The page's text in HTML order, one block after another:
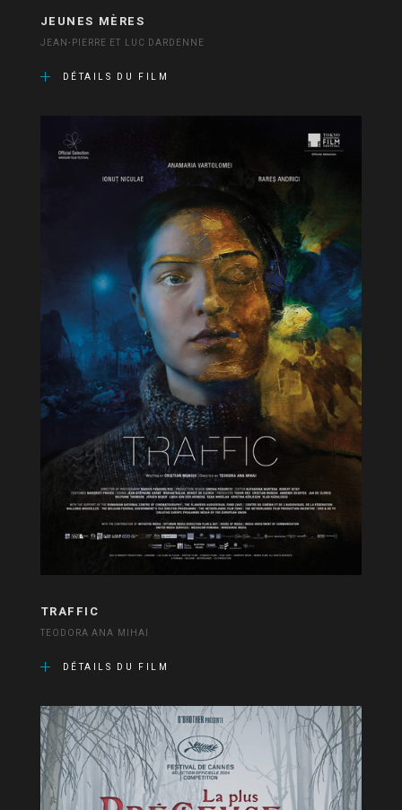
JEUNES MÈRES
JEAN-PIERRE ET LUC DARDENNE
DÉTAILS DU FILM
TRAFFIC
TEODORA ANA MIHAI
DÉTAILS DU FILM